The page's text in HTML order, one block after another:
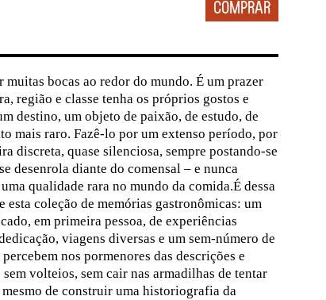
bocas ao redor do mundo. É um prazer
região e classe tenha os próprios gostos e
destino, um objeto de paixão, de estudo, de
mais raro. Fazê-lo por um extenso período, por
discreta, quase silenciosa, sempre postando-se
desenrola diante do comensal – e nunca
qualidade rara no mundo da comida.É dessa
esta coleção de memórias gastronômicas: um
em primeira pessoa, de experiências
viagens diversas e um sem-número de
nos pormenores das descrições e
volteios, sem cair nas armadilhas de tentar
de construir uma historiografia da